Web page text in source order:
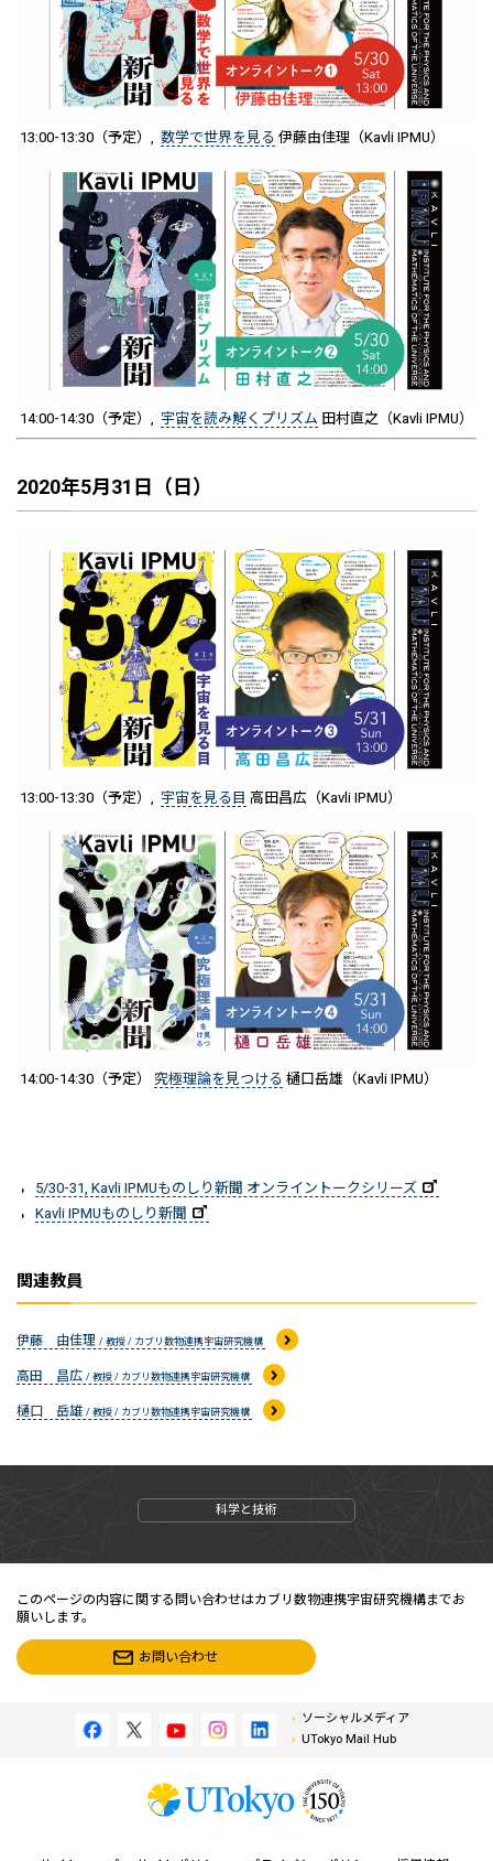
13:00-13:30（予定）, 数学で世界を見る 伊藤由佳理（Kavli IPMU）
14:00-14:30（予定）, 宇宙を読み解くプリズム 田村直之（Kavli IPMU）
2020年5月31日（日）
13:00-13:30（予定）, 宇宙を見る目 高田昌広（Kavli IPMU）
14:00-14:30（予定） 究極理論を見つける 樋口岳雄（Kavli IPMU）
5/30-31, Kavli IPMUものしり新聞 オンライントークシリーズ
Kavli IPMUものしり新聞
関連教員
伊藤 由佳理 / 教授 / カブリ数物連携宇宙研究機構
高田 昌広 / 教授 / カブリ数物連携宇宙研究機構
樋口 岳雄 / 教授 / カブリ数物連携宇宙研究機構
科学と技術
このページの内容に関する問い合わせはカブリ数物連携宇宙研究機構までお
願いします。
お問い合わせ
ソーシャルメディア
UTokyo Mail Hub